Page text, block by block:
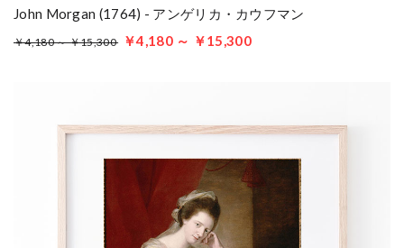
John Morgan (1764) - アンゲリカ・カウフマン
￥4,180 ～ ￥15,300 ￥4,180 ～ ￥15,300